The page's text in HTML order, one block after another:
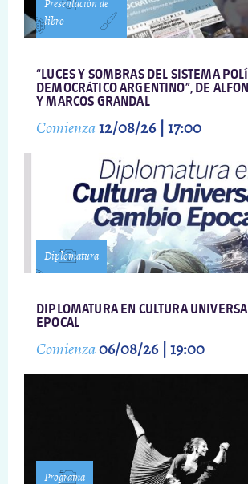
Presentación de
libro
“LUCES Y SOMBRAS DEL SISTEMA
DEMOCRÁTICO ARGENTINO”, DE
Y MARCOS GRANDAL
Comienza12/08/26 | 17:00
Diplomatura
DIPLOMATURA EN CULTURA
EPOCAL
Comienza06/08/26 | 19:00
Programa